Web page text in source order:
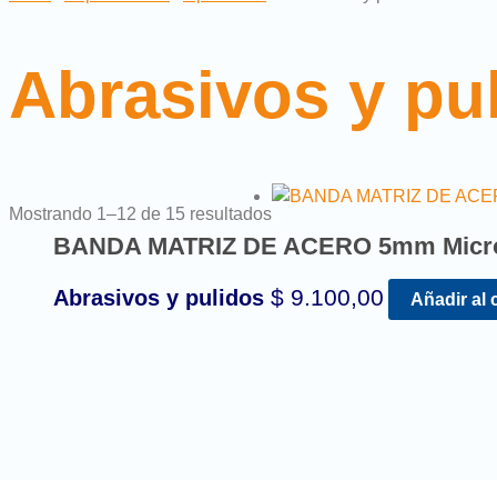
Abrasivos y
Mostrando 1–12 de 15 resultados
BANDA MATRIZ DE ACERO 5mm
Abrasivos y pulidos $ 9.100,00 Añadir al